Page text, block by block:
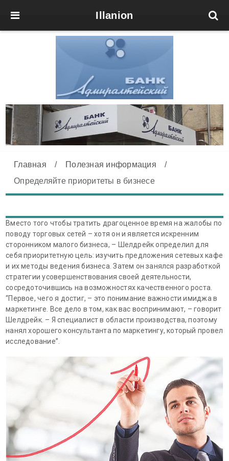
Illanion
Главная / Полезная информация
/
Определяйте приоритеты в бизнесе
Вместо того чтобы тратить драгоценное время на жалобы по
поводу торговых сетей – хотя он и является искренним
сторонником малого бизнеса, – Шелдрейк определил для
себя приоритетную цель: изучить предложения сетевых кафе
и их методы ведения бизнеса. Затем он занялся разработкой
стратегии усовершенствования своей деятельности,
сосредоточившись на возможностях качественного роста.
“Первое, чего я достиг, – это понимание важности имиджа в
маркетинге. Все дело в том, как вас воспринимают, – говорит
Шелдрейк. – Я специалист в области производства, поэтому
нанял хорошего консультанта по маркетингу, который провел
исследование”.